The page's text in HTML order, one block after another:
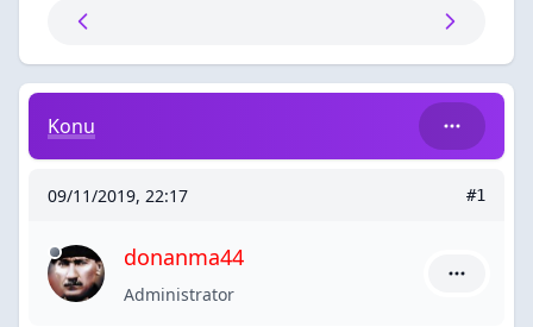
10 Kasım 1938 Atatürk'ün Yası
Konu
09/11/2019, 22:17 #1
donanma44
Administrator